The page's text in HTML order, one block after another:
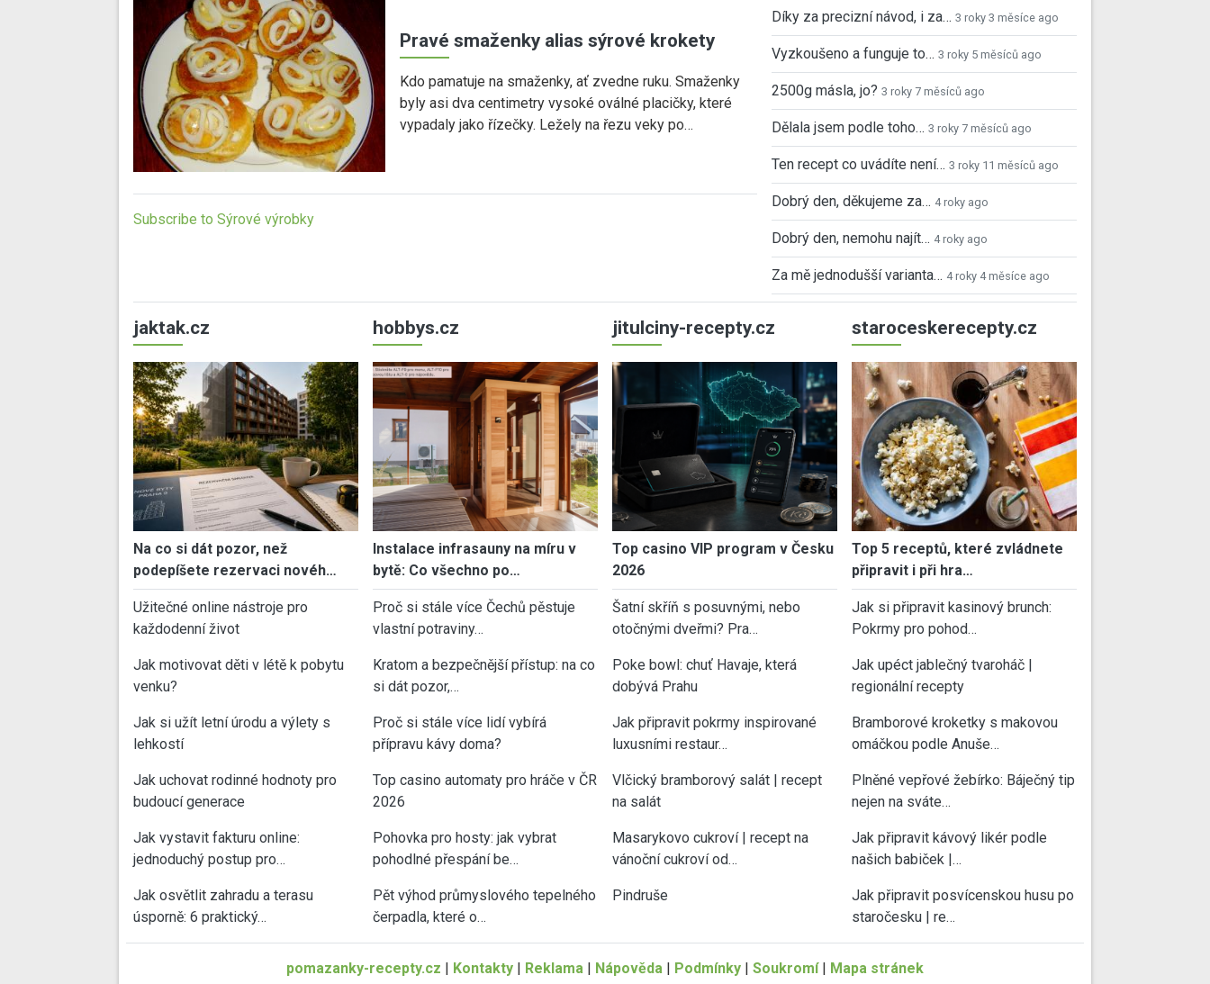
Pravé smaženky alias sýrové krokety
Kdo pamatuje na smaženky, ať zvedne ruku. Smaženky
byly asi dva centimetry vysoké oválné placičky, které
vypadaly jako řízečky. Ležely na řezu veky po…
Subscribe to Sýrové výrobky
Díky za precizní návod, i za… 3 roky 3 měsíce ago
Vyzkoušeno a funguje to… 3 roky 5 měsíců ago
2500g másla, jo? 3 roky 7 měsíců ago
Dělala jsem podle toho… 3 roky 7 měsíců ago
Ten recept co uvádíte není… 3 roky 11 měsíců ago
Dobrý den, děkujeme za… 4 roky ago
Dobrý den, nemohu najít… 4 roky ago
Za mě jednodušší varianta… 4 roky 4 měsíce ago
jaktak.cz
Na co si dát pozor, než
podepíšete rezervaci novéh…
Užitečné online nástroje pro
každodenní život
Jak motivovat děti v létě k pobytu
venku?
Jak si užít letní úrodu a výlety s
lehkostí
Jak uchovat rodinné hodnoty pro
budoucí generace
Jak vystavit fakturu online:
jednoduchý postup pro…
Jak osvětlit zahradu a terasu
úsporně: 6 praktický…
hobbys.cz
Instalace infrasauny na míru v
bytě: Co všechno po…
Proč si stále více Čechů pěstuje
vlastní potraviny…
Kratom a bezpečnější přístup: na co
si dát pozor,…
Proč si stále více lidí vybírá
přípravu kávy doma?
Top casino automaty pro hráče v ČR
2026
Pohovka pro hosty: jak vybrat
pohodlné přespání be…
Pět výhod průmyslového tepelného
čerpadla, které o…
jitulciny-recepty.cz
Top casino VIP program v Česku
2026
Šatní skříň s posuvnými, nebo
otočnými dveřmi? Pra…
Poke bowl: chuť Havaje, která
dobývá Prahu
Jak připravit pokrmy inspirované
luxusními restaur…
Vlčický bramborový salát | recept
na salát
Masarykovo cukroví | recept na
vánoční cukroví od…
Pindruše
staroceskerecepty.cz
Top 5 receptů, které zvládnete
připravit i při hra…
Jak si připravit kasinový brunch:
Pokrmy pro pohod…
Jak upéct jablečný tvaroháč |
regionální recepty
Bramborové kroketky s makovou
omáčkou podle Anuše…
Plněné vepřové žebírko: Báječný tip
nejen na sváte…
Jak připravit kávový likér podle
našich babiček |…
Jak připravit posvícenskou husu po
staročesku | re…
pomazanky-recepty.cz | Kontakty | Reklama | Nápověda | Podmínky | Soukromí| Mapa stránek